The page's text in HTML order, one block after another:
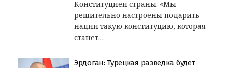
Конституцией страны. «Мы
решительно настроены подарить
нации такую конституцию, которая
станет…
Эрдоган: Турецкая разведка будет